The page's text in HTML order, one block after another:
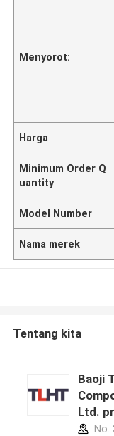
Menyorot:
Harga
Minimum Order Q
uantity
Model Number
Nama merek
Tentang kita
Baoji
Ltd.
No.